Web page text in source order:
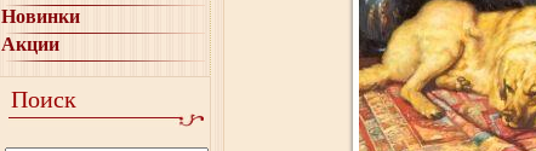
Новинки
Акции
Поиск